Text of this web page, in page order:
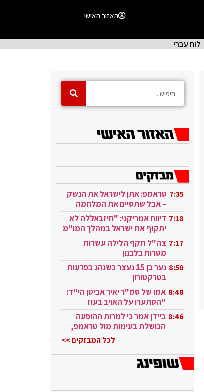
האזור האישי
לוח עברי
7:35 טראמפ: אתן לישראל את הנשק
– אבל שתסיים את המלחמה
בעזה 7:18 דיווח אמריקני: "חיזבאללה לא
יתקוף את ישראל במהלך המו"מ
בקטאר" 7:17 צה"ל תקף הלילה עשרות
מטרות בלבנון
8:50
נער בן 15 נעצר כשנהג בפרעות
בטרקטורון
8:48 אמו של סמ"ר יאיר אביטן הי"ד:
"הסתערו על האויב בעוז
ובגבורה" 8:46 ביידן אמר כי למרות ההופעה
הכושלת בעימות מול טראמפ,
לכל המבזקים >>